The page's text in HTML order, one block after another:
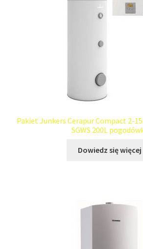
Pakiet Junkers Cerapur Compact 2-
SGWS 200L
Dowiedz się więcej